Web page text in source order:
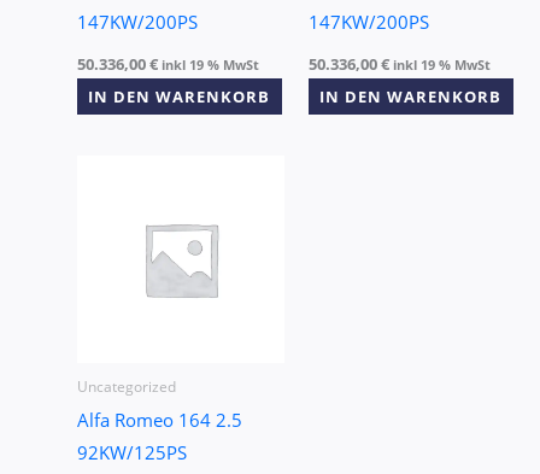
147KW/200PS
50.336,00€ inkl 19 % MwSt
IN DEN WARENKORB
147KW/200PS
50.336,00€ inkl 19 % MwSt
IN DEN WARENKORB
Uncategorized
Alfa Romeo 164 2.5
92KW/125PS